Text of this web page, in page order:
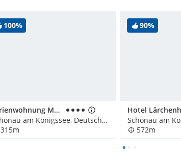
100%
Ferienwohnung Malerhäusl
Schönau am Königssee, Deutschland
315m
90%
Hotel
572m